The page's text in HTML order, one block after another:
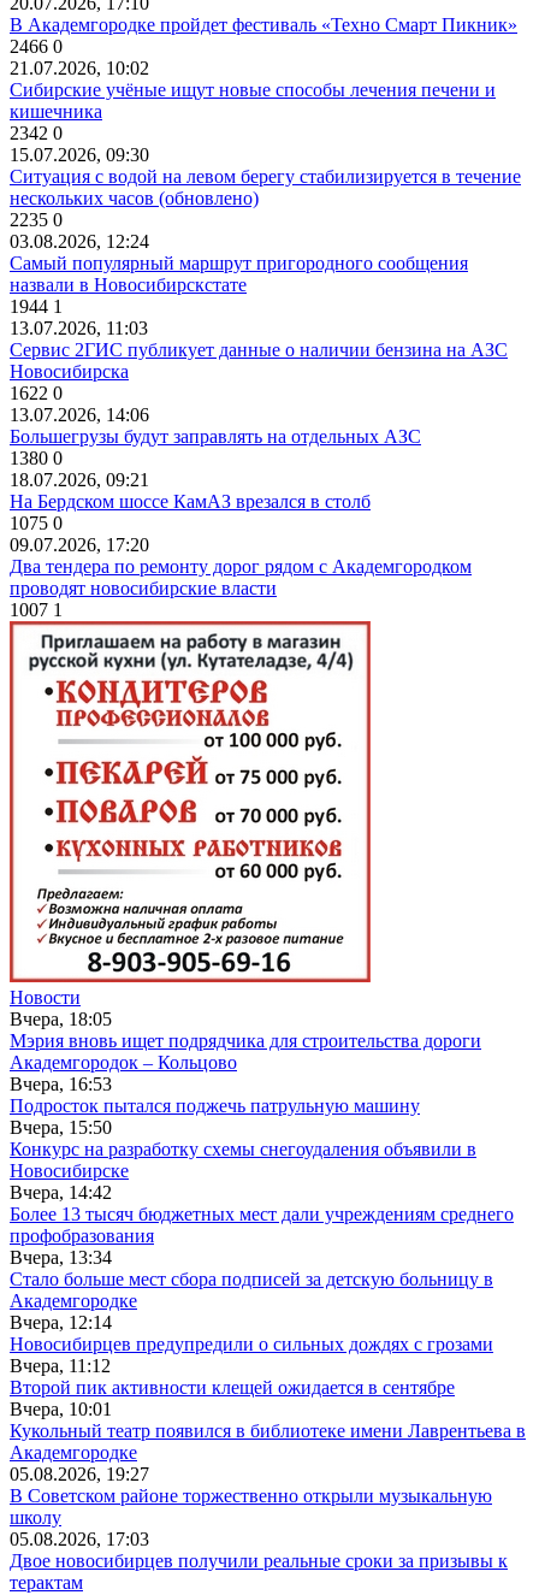
В Академгородке пройдет фестиваль «Техно Смарт Пикник»
2466 0
21.07.2026, 10:02
Сибирские учёные ищут новые способы лечения печени и
кишечника
2342 0
15.07.2026, 09:30
Ситуация с водой на левом берегу стабилизируется в течение
нескольких часов (обновлено)
2235 0
03.08.2026, 12:24
Самый популярный маршрут пригородного сообщения
назвали в Новосибирскстате
1944 1
13.07.2026, 11:03
Сервис 2ГИС публикует данные о наличии бензина на АЗС
Новосибирска
1622 0
13.07.2026, 14:06
Большегрузы будут заправлять на отдельных АЗС
1380 0
18.07.2026, 09:21
На Бердском шоссе КамАЗ врезался в столб
1075 0
09.07.2026, 17:20
Два тендера по ремонту дорог рядом с Академгородком
проводят новосибирские власти
1007 1
Новости
Вчера, 18:05
Мэрия вновь ищет подрядчика для строительства дороги
Академгородок – Кольцово
Вчера, 16:53
Подросток пытался поджечь патрульную машину
Вчера, 15:50
Конкурс на разработку схемы снегоудаления объявили в
Новосибирске
Вчера, 14:42
Более 13 тысяч бюджетных мест дали учреждениям среднего
профобразования
Вчера, 13:34
Стало больше мест сбора подписей за детскую больницу в
Академгородке
Вчера, 12:14
Новосибирцев предупредили о сильных дождях с грозами
Вчера, 11:12
Второй пик активности клещей ожидается в сентябре
Вчера, 10:01
Кукольный театр появился в библиотеке имени Лаврентьева в
Академгородке
05.08.2026, 19:27
В Советском районе торжественно открыли музыкальную
школу
05.08.2026, 17:03
Двое новосибирцев получили реальные сроки за призывы к
терактам